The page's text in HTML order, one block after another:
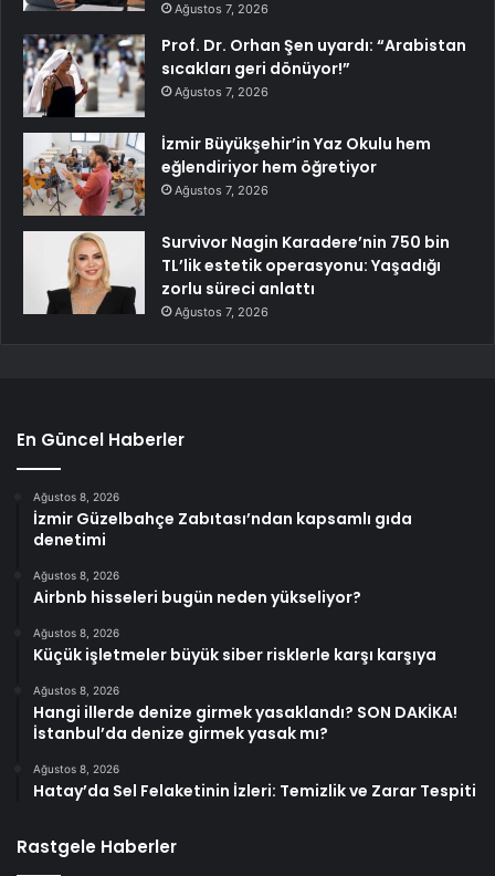
Ağustos 7, 2026
Prof. Dr. Orhan Şen uyardı: “Arabistan
sıcakları geri dönüyor!”
Ağustos 7, 2026
İzmir Büyükşehir’in Yaz Okulu hem
eğlendiriyor hem öğretiyor
Ağustos 7, 2026
Survivor Nagin Karadere’nin 750 bin
TL’lik estetik operasyonu: Yaşadığı
zorlu süreci anlattı
Ağustos 7, 2026
En Güncel Haberler
Ağustos 8, 2026
İzmir Güzelbahçe Zabıtası’ndan kapsamlı gıda
denetimi
Ağustos 8, 2026
Airbnb hisseleri bugün neden yükseliyor?
Ağustos 8, 2026
Küçük işletmeler büyük siber risklerle karşı karşıya
Ağustos 8, 2026
Hangi illerde denize girmek yasaklandı? SON DAKİKA!
İstanbul’da denize girmek yasak mı?
Ağustos 8, 2026
Hatay’da Sel Felaketinin İzleri: Temizlik ve Zarar Tespiti
Rastgele Haberler